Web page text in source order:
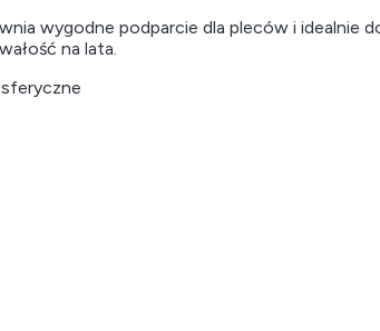
wygodne podparcie dla pleców i idealnie
na lata.